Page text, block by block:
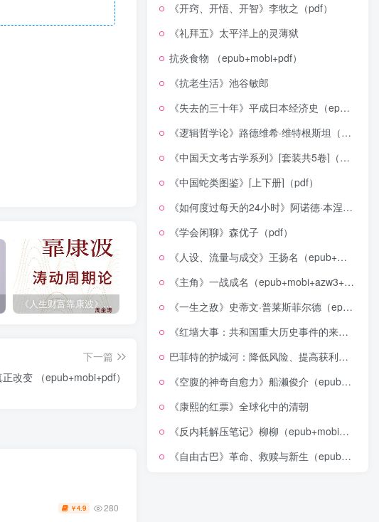
《人生财富靠康波》波动周期论（epub+mobi+azw3+pdf） 《人类新史》一次改写人类命运的尝试（epub+mobi+azw3+pdf） 《在峡江的转弯处》陈行甲
下一篇
改变 （epub+mobi+pdf）
￥4.9 280
《开窍、开悟、开智》李牧之（pdf）
《礼拜五》太平洋上的灵薄狱
抗炎食物 （epub+mobi+pdf）
《抗老生活》池谷敏郎
《失去的三十年》平成日本经济史（epub+mobi+azw3+pdf）
《逻辑哲学论》路德维希·维特根斯坦（epub+mobi+azw3+pdf）
《中国天文考古学系列》[套装共5卷]（epub+mobi+azw3+pdf）
《中国蛇类图鉴》[上下册]（pdf）
《如何度过每天的24小时》阿诺德·本涅特（epub+mobi+azw3+pdf）
《学会闲聊》森优子（pdf）
《人设、流量与成交》王扬名（epub+mobi+azw3+pdf）
《主角》一战成名（epub+mobi+azw3+pdf）
《一生之敌》史蒂文·普莱斯菲尔德（epub+mobi+azw3+pdf）
《红墙大事：共和国重大历史事件的来龙去脉》（全二册）（pdf）
巴菲特的护城河：降低风险、提高获利的股市真规则(epub+azw3+mobi)
《空腹的神奇自愈力》船濑俊介（epub+mobi+azw3+pdf）
《康熙的红票》全球化中的清朝
《反内耗解压笔记》柳柳（epub+mobi+azw3+pdf）
《自由古巴》革命、救赎与新生（epub+mobi+azw3+pdf）